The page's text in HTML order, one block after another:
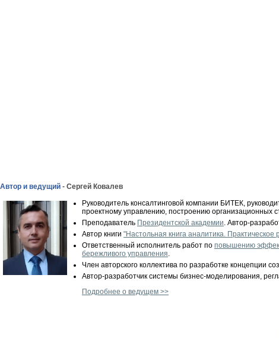
Автор и ведущий - Сергей Ковалев
Руководитель консалтинговой компании БИТЕК,
проектному управлению, построению организационных
Преподаватель Президентской академии. Автор-
Автор книги "Настольная книга аналитика.
Ответственный исполнитель работ по повышению
бережливого управления.
Член авторского коллектива по разработке
Автор-разработчик системы бизнес-моделирования,
Подробнее о ведущем >>